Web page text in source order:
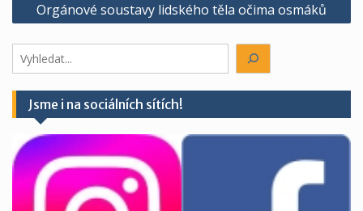
příspěvek
Orgánové soustavy lidského těla očima osmáků
Hledáte
něco?
Jsme i na sociálních sítích!